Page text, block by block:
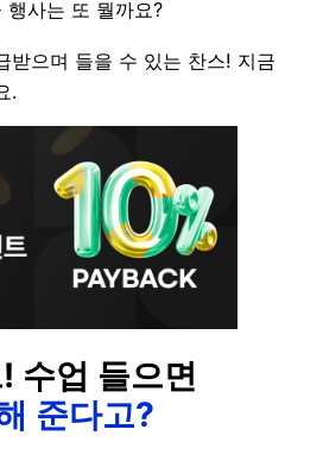
행사는 또 뭘까요?
받으며 들을 수 있는 찬스! 지금
.
수업 들으면
준다고?